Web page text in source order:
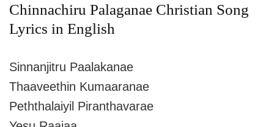
Chinnachiru Palaganae Christian Song
Lyrics in English
Sinnanjitru Paalakanae
Thaaveethin Kumaaranae
Peththalaiyil Piranthavarae